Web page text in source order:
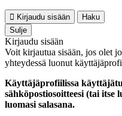
Kirjaudu sisään
Haku
Sulje
Kirjaudu sisään
Voit kirjautua sisään, jos olet
yhteydessä luonut
Käyttäjäprofiilissa
sähköpostiosoitteesi (tai itse
luomasi salasana.